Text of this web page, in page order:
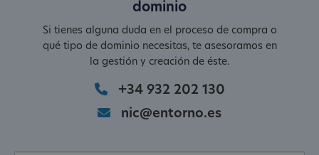
dominio
Si tienes alguna duda en el proceso de compra o
qué tipo de dominio necesitas, te asesoramos en
la gestión y creación de éste.
+34 932 202 130
nic@entorno.es